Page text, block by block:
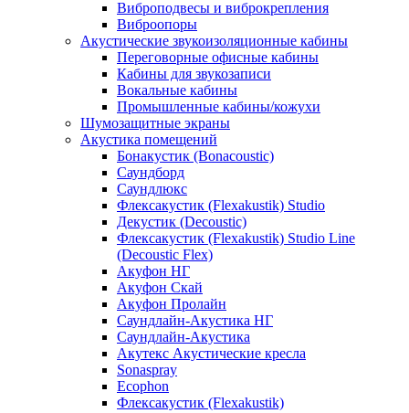
Виброподвесы и виброкрепления
Виброопоры
Акустические звукоизоляционные кабины
Переговорные офисные кабины
Кабины для звукозаписи
Вокальные кабины
Промышленные кабины/кожухи
Шумозащитные экраны
Акустика помещений
Бонакустик (Bonacoustic)
Саундборд
Саундлюкс
Флексакустик (Flexakustik) Studio
Декустик (Decoustic)
Флексакустик (Flexakustik) Studio Line
(Decoustic Flex)
Акуфон НГ
Акуфон Скай
Акуфон Пролайн
Саундлайн-Акустика НГ
Саундлайн-Акустика
Акутекс Акустические кресла
Sonaspray
Ecophon
Флексакустик (Flexakustik)